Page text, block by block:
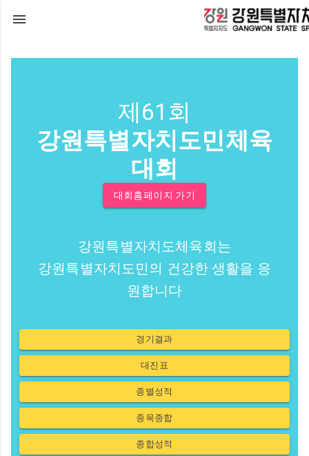
제61회
강원특별자치도민체육
대회
대회홈페이지 가기
강원특별자치도체육회는
강원특별자치도민의 건강한 생활을 응
원합니다
경기결과
대진표
종별성적
종목종합
종합성적